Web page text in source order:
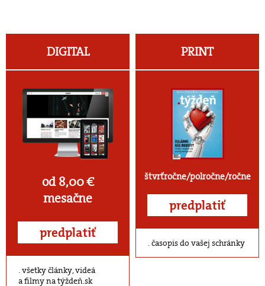
DIGITAL
od 8,00 €
mesačne
predplatiť
všetky články, videá
a filmy na týždeň.sk
PRINT
štvrťročne/polročne/ročne
predplatiť
časopis do vašej schránky